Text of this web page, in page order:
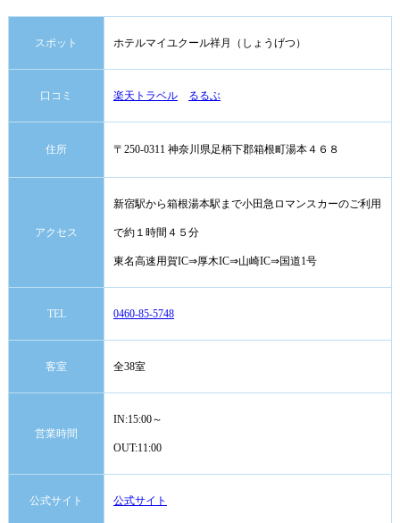
スポット ホテルマイユクール祥月（しょうげつ）
口コミ 楽天トラベル るるぶ
住所 〒250-0311 神奈川県足柄下郡箱根町湯本４６８
アクセス
新宿駅から箱根湯本駅まで小田急ロマンスカーのご利用
で約１時間４５分
東名高速用賀IC⇒厚木IC⇒山崎IC⇒国道1号
TEL 0460-85-5748
客室 全38室
営業時間
IN:15:00～
OUT:11:00
公式サイト 公式サイト